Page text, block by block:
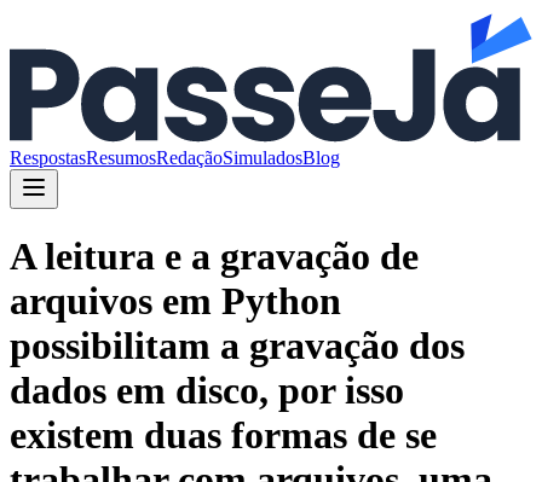
RespostasResumosRedaçãoSimuladosBlog
A leitura e a gravação de
arquivos em Python
possibilitam a gravação dos
dados em disco, por isso
existem duas formas de se